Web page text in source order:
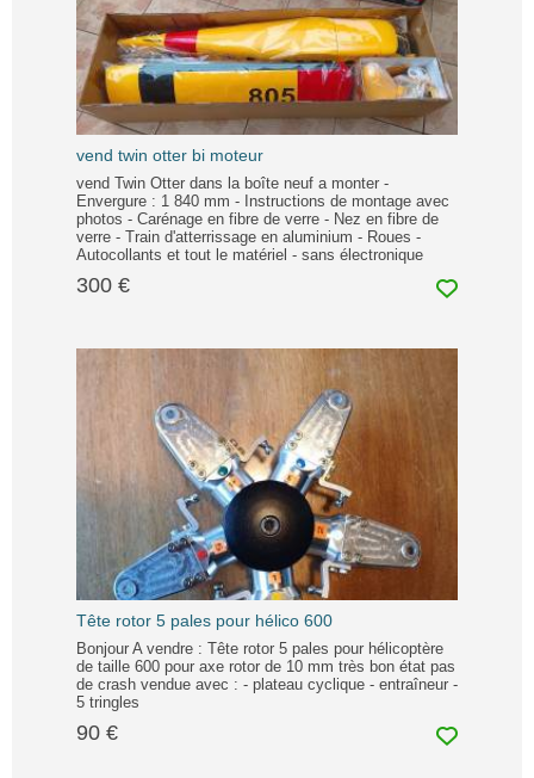
vend twin otter bi moteur
vend Twin Otter dans la boîte neuf a monter -
Envergure : 1 840 mm - Instructions de montage avec
photos - Carénage en fibre de verre - Nez en fibre de
verre - Train d'atterrissage en aluminium - Roues -
Autocollants et tout le matériel - sans électronique
300 €
Tête rotor 5 pales pour hélico 600
Bonjour A vendre : Tête rotor 5 pales pour hélicoptère
de taille 600 pour axe rotor de 10 mm très bon état pas
de crash vendue avec : - plateau cyclique - entraîneur -
5 tringles
90 €